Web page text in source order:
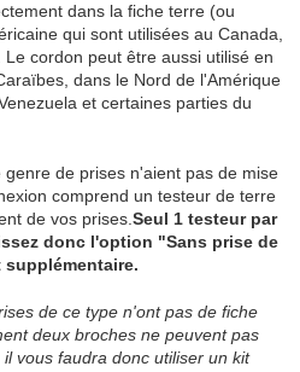
dans la fiche terre (ou
qui sont utilisées au Canada,
cordon peut être aussi utilisé en
dans le Nord de l'Amérique
et certaines parties du
de prises n'aient pas de mise
comprend un testeur de terre
de vos prises. Seul 1 testeur par
donc l'option "Sans prise de
de ce type n'ont pas de fiche
deux broches ne peuvent pas
vous faudra donc utiliser un kit